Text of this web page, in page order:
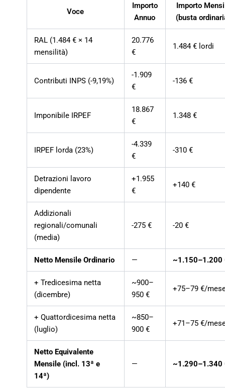
Voce
Importo
Annuo
Importo
(busta
RAL (1.484 € × 14
mensilità)
20.776
€
1.484 € lordi
Contributi INPS (-9,19%)
-1.909
€
-136 €
Imponibile IRPEF
18.867
€
1.348 €
IRPEF lorda (23%)
-4.339
€
-310 €
Detrazioni lavoro
dipendente
+1.955
€
+140 €
Addizionali
regionali/comunali
(media)
-275 € -20 €
Netto Mensile Ordinario — ~1.150–1.200
+ Tredicesima netta
(dicembre)
~900–
950 €
+75–79 €/
+ Quattordicesima netta
(luglio)
~850–
900 €
+71–75 €/
Netto Equivalente
Mensile (incl. 13ª e
14ª)
— ~1.290–1.340